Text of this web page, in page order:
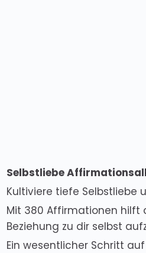
Selbstliebe
Kultiviere tiefe Selbstliebe
Mit 380 Affirmationen hilft
Beziehung zu dir selbst
Ein wesentlicher Schritt